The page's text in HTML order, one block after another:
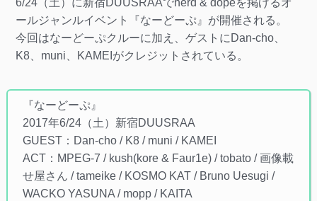
ールジャンルイベント『なーどーぷ』が開催される。
今回はなーどーぷクルーに加え、ゲストにDan-cho、
K8、muni、KAMEIがクレジットされている。
『なーどーぷ』
2017年6/24（土）新宿DUUSRAA
GUEST：Dan-cho / K8 / muni / KAMEI
ACT：MPEG-7 / kush(kore & Faur1e) / tobato / 画像載
せ屋さん / tameike / KOSMO KAT / Bruno Uesugi /
WACKO YASUNA / mopp / KAITA